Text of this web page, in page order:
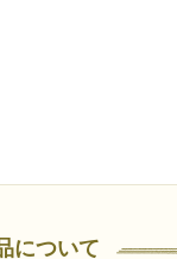
について